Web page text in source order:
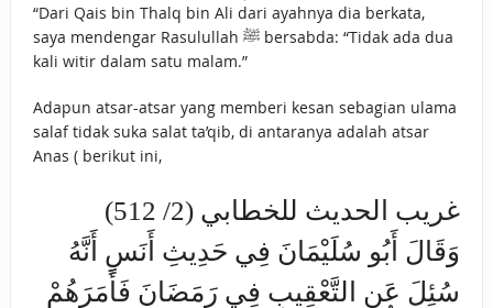
“Dari Qais bin Thalq bin Ali dari ayahnya dia berkata,
saya mendengar Rasulullah ﷺ bersabda: “Tidak ada dua
kali witir dalam satu malam.”
Adapun atsar-atsar yang memberi kesan sebagian ulama
salaf tidak suka salat ta’qib, di antaranya adalah atsar
Anas ( berikut ini,
غريب الحديث للخطابي (2/ 512)
وَقَالَ أَبُو سُلَيْمَانَ فِي حَدِيثِ أَنَسٍ أَنَّهُ
سُئِلَ عَنِ التَّعْقِيبِ فِي رَمَضَانَ فَأَمَرَهُمْ